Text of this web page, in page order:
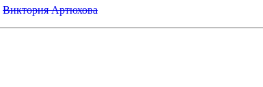
Виктория Артюхова